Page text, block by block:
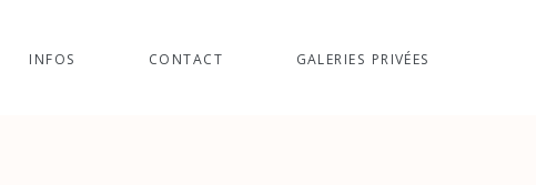
INFOS CONTACT GALERIES PRIVÉES